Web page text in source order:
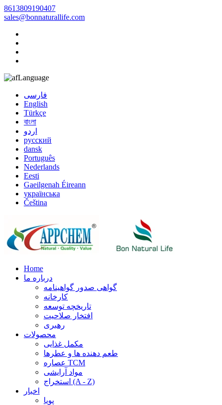
8613809190407
sales@bonnaturallife.com
Language
فارسی
English
Türkçe
বাংলা
اردو
русский
dansk
Português
Nederlands
Eesti
Gaeilgenah Éireann
українська
Čeština
Home
درباره ما
گواهی صدور گواهینامه
کارخانه
تاریخچه توسعه
افتخار صلاحیت
رهبری
محصولات
مکمل غذایی
طعم دهنده ها و عطرها
عصاره TCM
مواد آرایشی
استخراج (A - Z)
اخبار
پویا